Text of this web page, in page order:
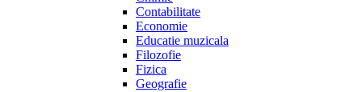
Contabilitate
Economie
Educatie muzicala
Filozofie
Fizica
Geografie